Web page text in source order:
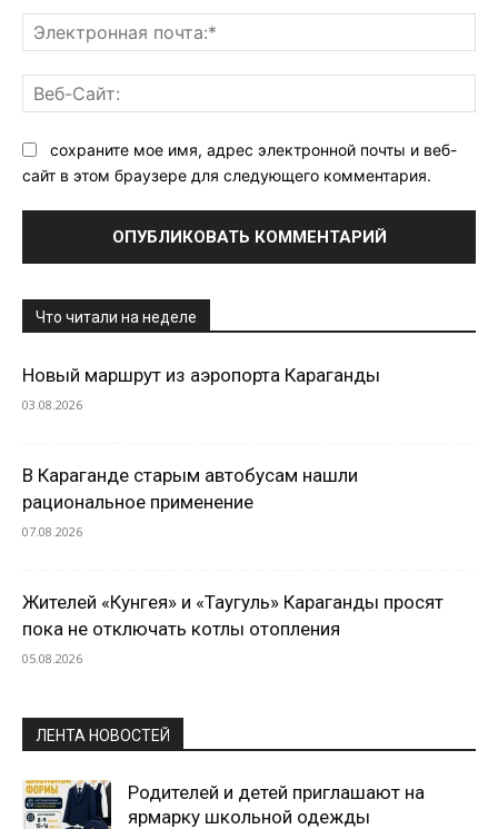
сохраните мое имя, адрес электронной почты и веб-
сайт в этом браузере для следующего комментария.
Что читали на неделе
Новый маршрут из аэропорта Караганды
03.08.2026
В Караганде старым автобусам нашли
рациональное применение
07.08.2026
Жителей «Кунгея» и «Таугуль» Караганды просят
пока не отключать котлы отопления
05.08.2026
ЛЕНТА НОВОСТЕЙ
Родителей и детей приглашают на
ярмарку школьной одежды